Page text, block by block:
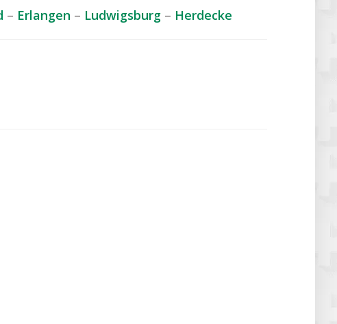
– Erlangen – Ludwigsburg – Herdecke